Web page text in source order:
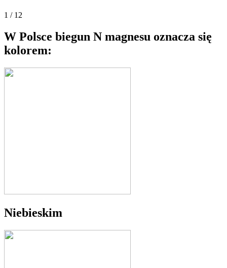
1 / 12
W Polsce biegun N magnesu oznacza się
kolorem:
Niebieskim